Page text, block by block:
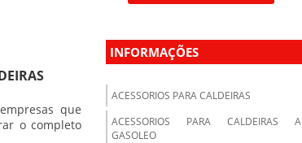
que
o completo
INFORMAÇÕES
ACESSORIOS PARA CALDEIRAS
ACESSORIOS PARA CALDEIRAS A
GASOLEO